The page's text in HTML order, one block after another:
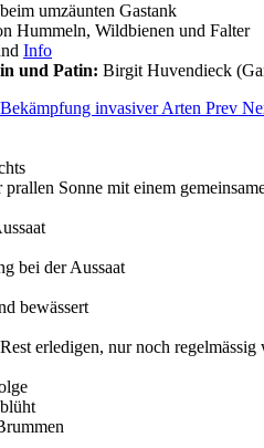
umzäunten Gastank
Hummeln, Wildbienen und Falter
Info
und Patin: Birgit Huvendieck
invasiver Arten Prev
Sonne mit einem
bei der Aussaat
bewässert
erledigen, nur noch regelmässig